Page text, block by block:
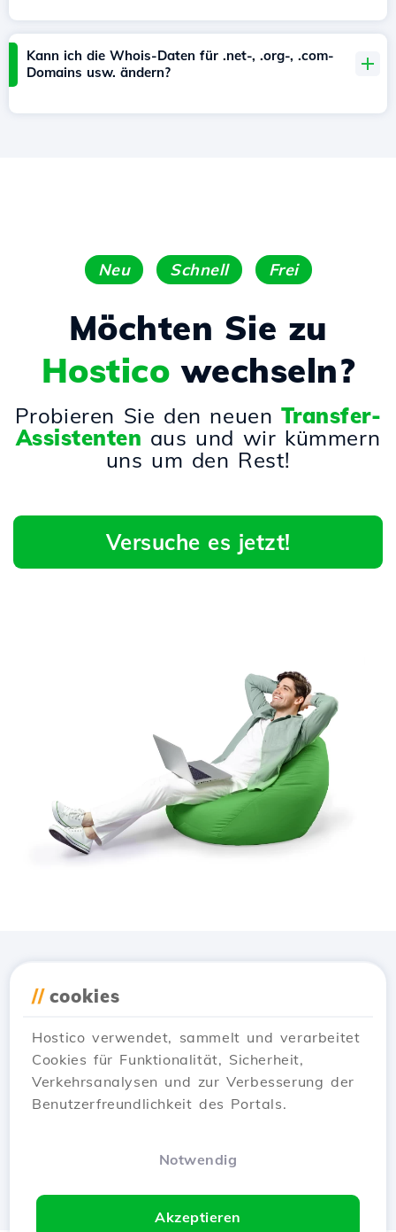
Kann ich die Whois-Daten für .net-, .org-, .com-
Domains usw. ändern?
Neu Schnell Frei
Möchten Sie zu
Hostico wechseln?
Probieren Sie den neuen Transfer-
Assistenten aus und wir kümmern
uns um den Rest!
Versuche es jetzt!
// cookies
Hostico verwendet, sammelt und verarbeitet
Cookies für Funktionalität, Sicherheit,
Verkehrsanalysen und zur Verbesserung der
Benutzerfreundlichkeit des Portals.
Notwendig
Akzeptieren